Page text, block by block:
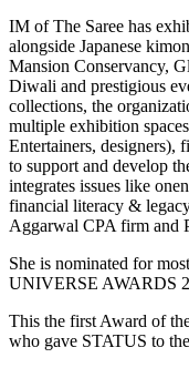
IM of The Saree has
alongside Japanese
Mansion Conservancy,
Diwali and prestigious
collections, the
multiple exhibition
Entertainers, designers),
to support and develop
integrates issues like
financial literacy &
Aggarwal CPA firm and
She is nominated for
UNIVERSE AWARDS
This the first Award of
who gave STATUS to